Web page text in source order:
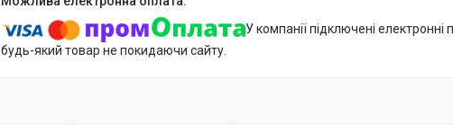
У компанії підключені
будь-який товар не покидаючи сайту.